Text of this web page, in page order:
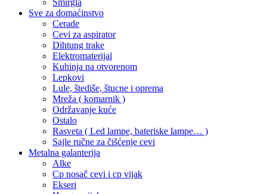
Šmirgla
Sve za domaćinstvo
Cerade
Cevi za aspirator
Dihtung trake
Elektromaterijal
Kuhinja na otvorenom
Lepkovi
Lule, štediše, štucne i oprema
Mreža ( komarnik )
Održavanje kuće
Ostalo
Rasveta ( Led lampe, bateriske lampe… )
Sajle ručne za čišćenje cevi
Metalna galanterija
Alke
Cp nosač cevi i cp vijak
Ekseri